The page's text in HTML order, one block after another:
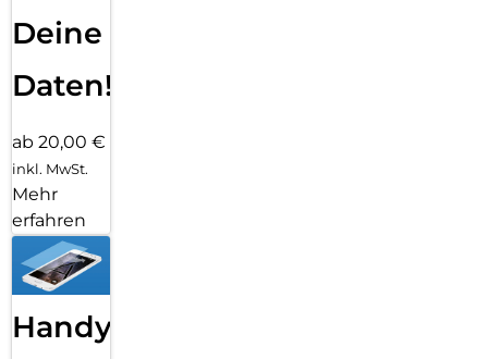
Deine
Daten!
ab 20,00 €
inkl. MwSt.
Mehr
erfahren
Handy